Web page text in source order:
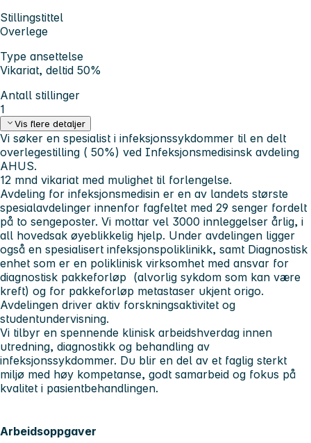
Stillingstittel
Overlege
Type ansettelse
Vikariat, deltid 50%
Antall stillinger
1
Vis flere detaljer
Vi søker en spesialist i infeksjonssykdommer til en delt
overlegestilling ( 50%) ved Infeksjonsmedisinsk avdeling
AHUS.
12 mnd vikariat med mulighet til forlengelse.
Avdeling for infeksjonsmedisin er en av landets største
spesialavdelinger innenfor fagfeltet med 29 senger fordelt
på to sengeposter. Vi mottar vel 3000 innleggelser årlig, i
all hovedsak øyeblikkelig hjelp. Under avdelingen ligger
også en spesialisert infeksjonspoliklinikk, samt Diagnostisk
enhet som er en poliklinisk virksomhet med ansvar for
diagnostisk pakkeforløp (alvorlig sykdom som kan være
kreft) og for pakkeforløp metastaser ukjent origo.
Avdelingen driver aktiv forskningsaktivitet og
studentundervisning.
Vi tilbyr en spennende klinisk arbeidshverdag innen
utredning, diagnostikk og behandling av
infeksjonssykdommer. Du blir en del av et faglig sterkt
miljø med høy kompetanse, godt samarbeid og fokus på
kvalitet i pasientbehandlingen.
Arbeidsoppgaver